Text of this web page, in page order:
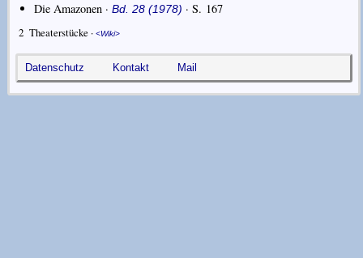
Die Amazonen ·Bd. 28 (1978) · S. 167
2Theaterstücke · Wiki
Datenschutz Kontakt Mail